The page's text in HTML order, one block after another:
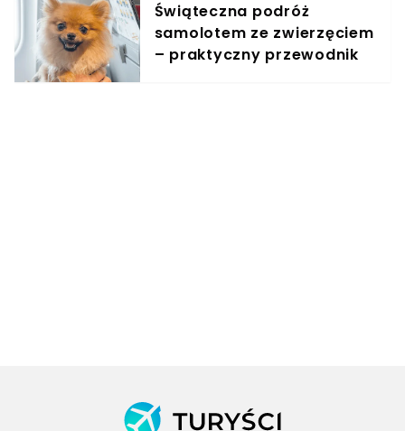
Świąteczna podróż
samolotem ze zwierzęciem
– praktyczny przewodnik